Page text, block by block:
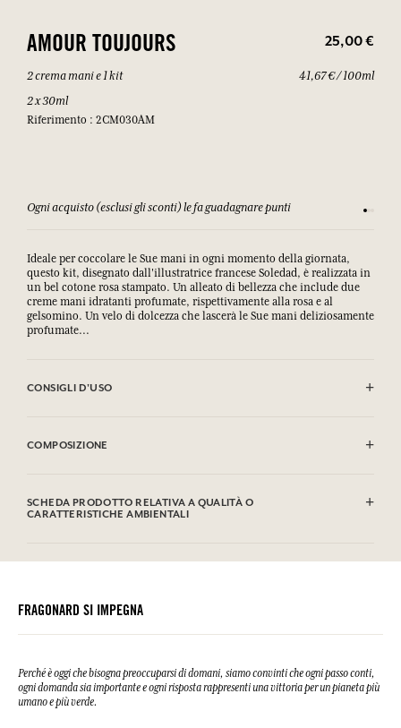
AMOUR TOUJOURS 25,00 €
2 crema mani e 1 kit
2 x 30ml
Riferimento : 2CM030AM
41,67 € / 100ml
Ogni acquisto (esclusi gli sconti) le fa guadagnare punti
Ideale per coccolare le Sue mani in ogni momento della giornata,
questo kit, disegnato dall'illustratrice francese Soledad, è realizzata in
un bel cotone rosa stampato. Un alleato di bellezza che include due
creme mani idratanti profumate, rispettivamente alla rosa e al
gelsomino. Un velo di dolcezza che lascerà le Sue mani deliziosamente
profumate...
CONSIGLI D'USO
COMPOSIZIONE
Aqua (Water), Glycerin, Caprylic/Capric Triglyceride, Polyglyceryl-6
Distearate, Decyl Oleate, Parfum (Fragrance), Glyceryl Stearate SE,
Linalool, Geraniol, Citral.
Distearate, Decyl Oleate, Parfum (Fragrance), Glyceryl Stearate SE,
Palmitic Acid, Stearic Acid, Oryza Sativa (Rice) Starch,
Microcrystalline Cellulose, Prunus Amygdalus Dulcis (Sweet Almond)
Oil, Aloe Barbadensis Leaf Powder, Cetyl Alcohol, Xanthan Gum,
SCHEDA PRODOTTO RELATIVA A QUALITÀ O
CARATTERISTICHE AMBIENTALI
Si prega di consultare le qualità o le caratteristiche ambientali
FRAGONARD SI IMPEGNA
Perché è oggi che bisogna preoccuparsi di domani, siamo convinti che ogni passo conti,
ogni domanda sia importante e ogni risposta rappresenti una vittoria per un pianeta più
umano e più verde.